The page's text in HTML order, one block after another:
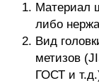
Материал
либо
Вид
метизов
ГОСТ и